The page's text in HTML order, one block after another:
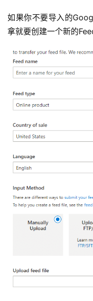
页
推
广
运
营
享
如果你不要导入的
拿就要创建一个新的